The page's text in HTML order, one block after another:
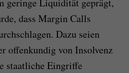
geringe Liquidität geprägt,
dass Margin Calls
Dazu seien
offenkundig von Insolvenz
staatliche Eingriffe